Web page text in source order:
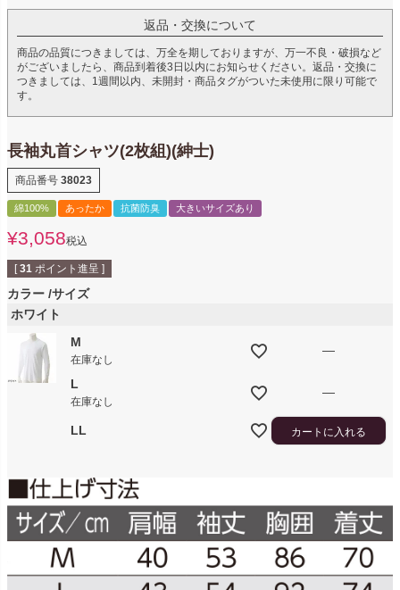
返品・交換について
商品の品質につきましては、万全を期しておりますが、万一不良・破損など
がございましたら、商品到着後3日以内にお知らせください。返品・交換に
つきましては、1週間以内、未開封・商品タグがついた未使用に限り可能で
す。
長袖丸首シャツ(2枚組)(紳士)
商品番号 38023
綿100% あったか 抗菌防臭 大きいサイズあり
¥3,058税込
[ 31 ポイント進呈 ]
カラー サイズ
ホワイト
M
在庫なし
—
L
在庫なし
—
LL カートに入れる